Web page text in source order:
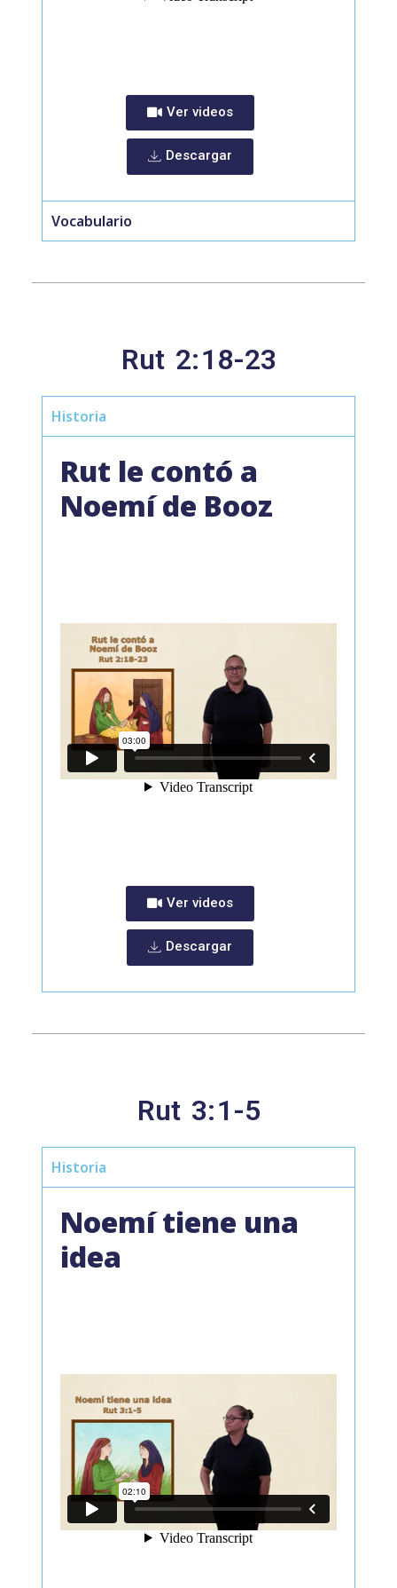
Ver videos
Descargar
Vocabulario
Rut 2:18-23
Historia
Rut le contó a
Noemí de Booz
Ver videos
Descargar
Rut 3:1-5
Historia
Noemí tiene una
idea